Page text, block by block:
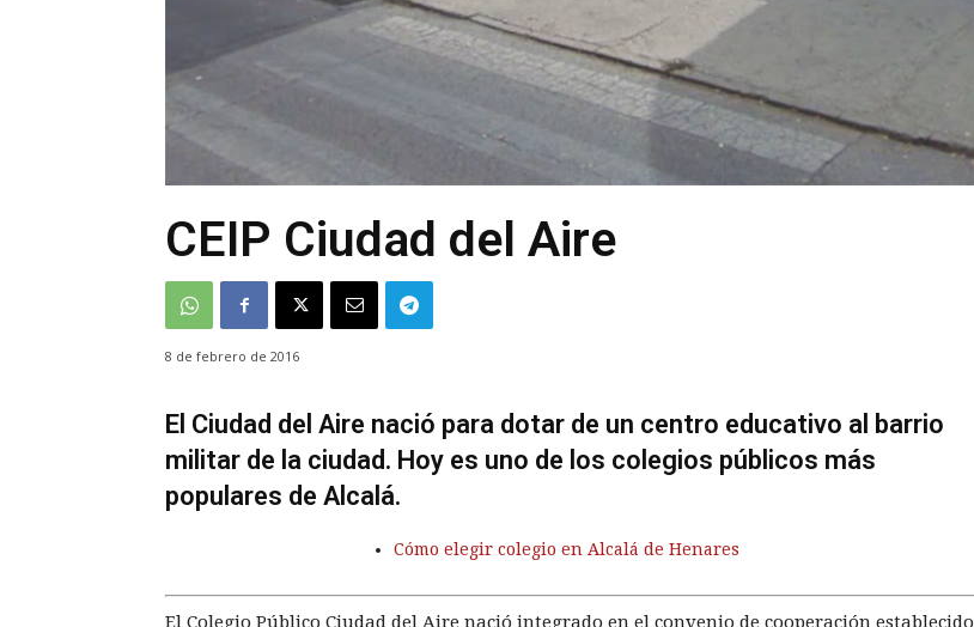
CEIP Ciudad del Aire
8 de febrero de 2016
El Ciudad del Aire nació para dotar de un centro educativo al barrio
militar de la ciudad. Hoy es uno de los colegios públicos más
populares de Alcalá.
Cómo elegir colegio en Alcalá de Henares
El Colegio Público Ciudad del Aire nació integrado en el convenio de cooperación establecido